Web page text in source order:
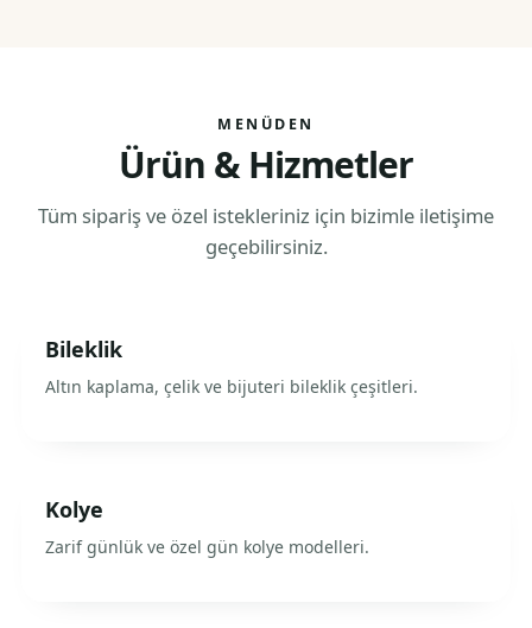
MENÜDEN
Ürün & Hizmetler
Tüm sipariş ve özel istekleriniz için bizimle iletişime
geçebilirsiniz.
Bileklik
Altın kaplama, çelik ve bijuteri bileklik çeşitleri.
Kolye
Zarif günlük ve özel gün kolye modelleri.